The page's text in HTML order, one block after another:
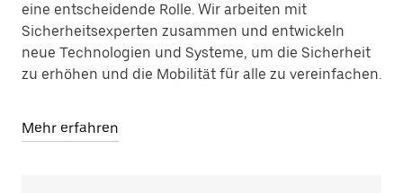
eine entscheidende Rolle. Wir arbeiten mit
Sicherheitsexperten zusammen und entwickeln
neue Technologien und Systeme, um die Sicherheit
zu erhöhen und die Mobilität für alle zu vereinfachen.
Mehr erfahren